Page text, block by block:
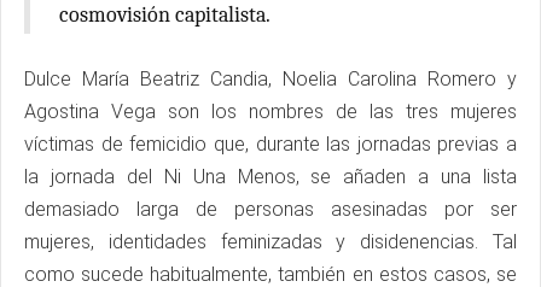
cosmovisión capitalista.
Dulce María Beatriz Candia, Noelia Carolina Romero y
Agostina Vega son los nombres de las tres mujeres
víctimas de femicidio que, durante las jornadas previas a
la jornada del Ni Una Menos, se añaden a una lista
demasiado larga de personas asesinadas por ser
mujeres, identidades feminizadas y disidenencias. Tal
como sucede habitualmente, también en estos casos, se